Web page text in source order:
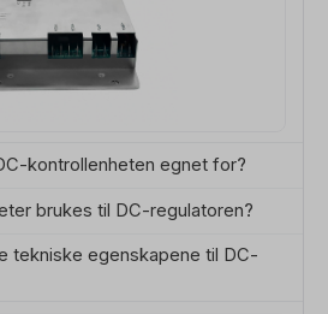
kontrollenheten egnet for?
brukes til DC-regulatoren?
tekniske egenskapene til DC-